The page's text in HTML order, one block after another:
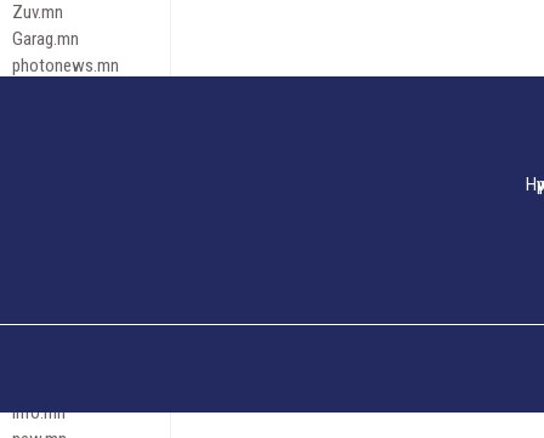
Zuv.mn
Garag.mn
photonews.mn
Эрх зүй
info.mn